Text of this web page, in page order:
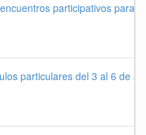
participativos para
particulares del 3 al 6 de